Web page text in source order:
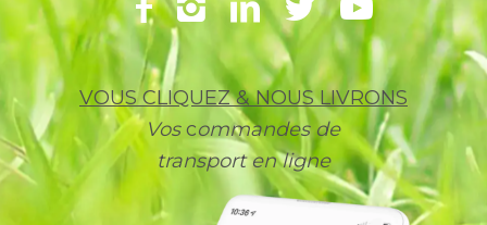
VOUS CLIQUEZ & NOUS LIVRONS
Voscommandes de
transport en ligne